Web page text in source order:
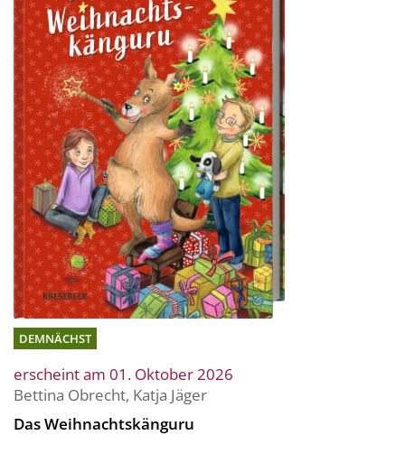
DEMNÄCHST
erscheint am 01. Oktober 2026
Bettina Obrecht, Katja Jäger
Das Weihnachtskänguru